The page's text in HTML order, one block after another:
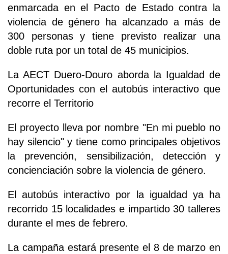
enmarcada en el Pacto de Estado contra la
violencia de género ha alcanzado a más de
300 personas y tiene previsto realizar una
doble ruta por un total de 45 municipios.
La AECT Duero-Douro aborda la Igualdad de
Oportunidades con el autobús interactivo que
recorre el Territorio
El proyecto lleva por nombre "En mi pueblo no
hay silencio" y tiene como principales objetivos
la prevención, sensibilización, detección y
concienciación sobre la violencia de género.
El autobús interactivo por la igualdad ya ha
recorrido 15 localidades e impartido 30 talleres
durante el mes de febrero.
La campaña estará presente el 8 de marzo en